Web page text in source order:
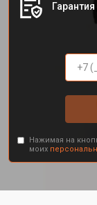
Нажимая на
моих